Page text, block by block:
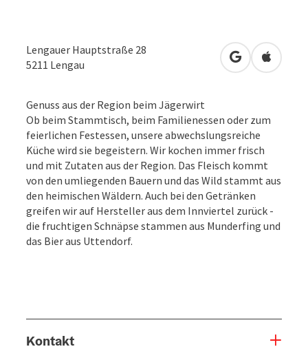
Lengauer Hauptstraße 28
5211 Lengau in Google
in
Genuss aus der Region beim Jägerwirt
Ob beim Stammtisch, beim Familienessen oder zum
feierlichen Festessen, unsere abwechslungsreiche
Küche wird sie begeistern. Wir kochen immer frisch
und mit Zutaten aus der Region. Das Fleisch kommt
von den umliegenden Bauern und das Wild stammt aus
den heimischen Wäldern. Auch bei den Getränken
greifen wir auf Hersteller aus dem Innviertel zurück -
die fruchtigen Schnäpse stammen aus Munderfing und
das Bier aus Uttendorf.
Kontakt